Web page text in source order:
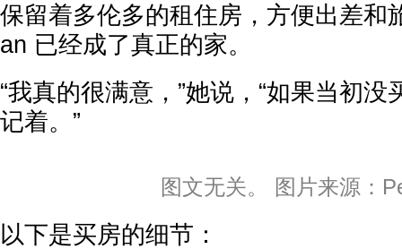
保留着多伦多的租住房，方便出差和
an 已经成了真正的家。
“我真的很满意，”她说，“如果当初
记着。”
图文无关。 图片来源：
以下是买房的细节：